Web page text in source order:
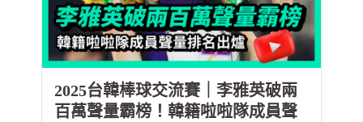
2025台韓棒球交流賽｜李雅英破兩
百萬聲量霸榜！韓籍啦啦隊成員聲